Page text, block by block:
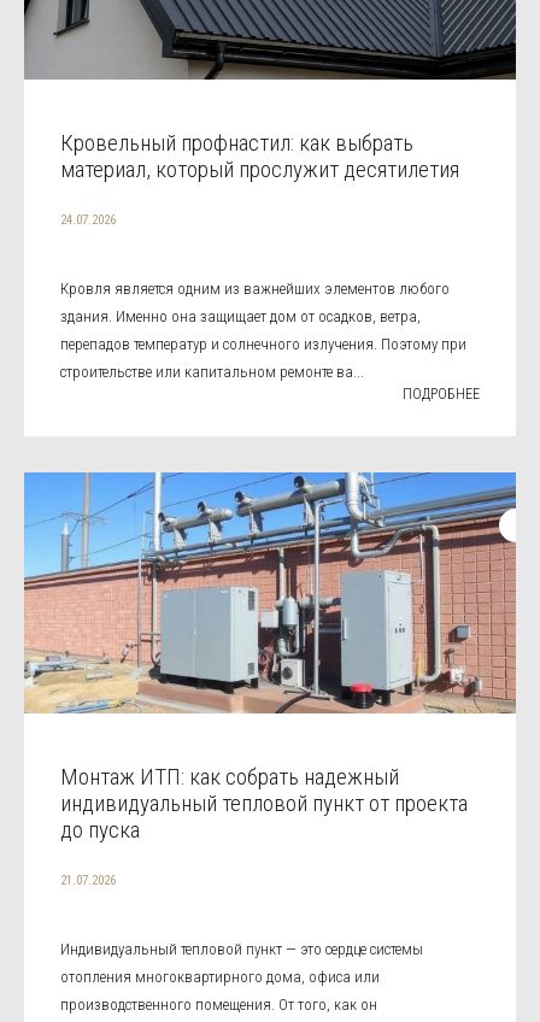
Кровельный профнастил: как выбрать
материал, который прослужит десятилетия
24.07.2026
Кровля является одним из важнейших элементов любого
здания. Именно она защищает дом от осадков, ветра,
перепадов температур и солнечного излучения. Поэтому при
строительстве или капитальном ремонте ва...
ПОДРОБНЕЕ
Монтаж ИТП: как собрать надежный
индивидуальный тепловой пункт от проекта
до пуска
21.07.2026
Индивидуальный тепловой пункт — это сердце системы
отопления многоквартирного дома, офиса или
производственного помещения. От того, как он